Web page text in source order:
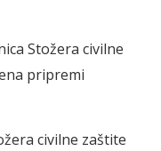
Stožera civilne
pripremi
civilne zaštite